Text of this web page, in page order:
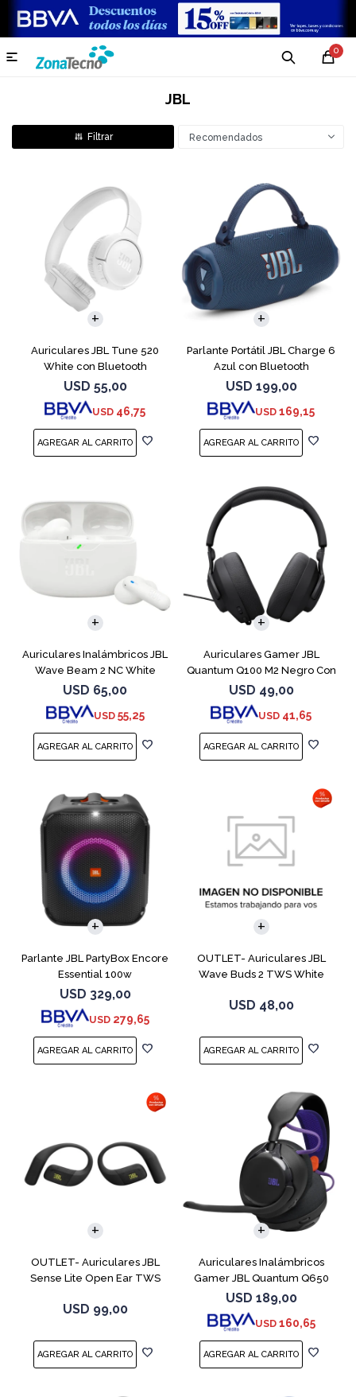
0

JBL
Recomendados
Auriculares JBL Tune 520
White con Bluetooth
USD 55,00
USD 46,75
Parlante Portátil JBL Charge 6
Azul con Bluetooth
USD 199,00
USD 169,15
Auriculares Inalámbricos JBL
Wave Beam 2 NC White
USD 65,00
USD 55,25
Auriculares Gamer JBL
Quantum Q100 M2 Negro Con
Micrófono
USD 49,00
USD 41,65
Parlante JBL PartyBox Encore
Essential 100w
USD 329,00
USD 279,65
OUTLET- Auriculares JBL
Wave Buds 2 TWS White
USD 48,00
OUTLET- Auriculares JBL
Sense Lite Open Ear TWS
USD 99,00
Auriculares Inalámbricos
Gamer JBL Quantum Q650
Negro
USD 189,00
USD 160,65